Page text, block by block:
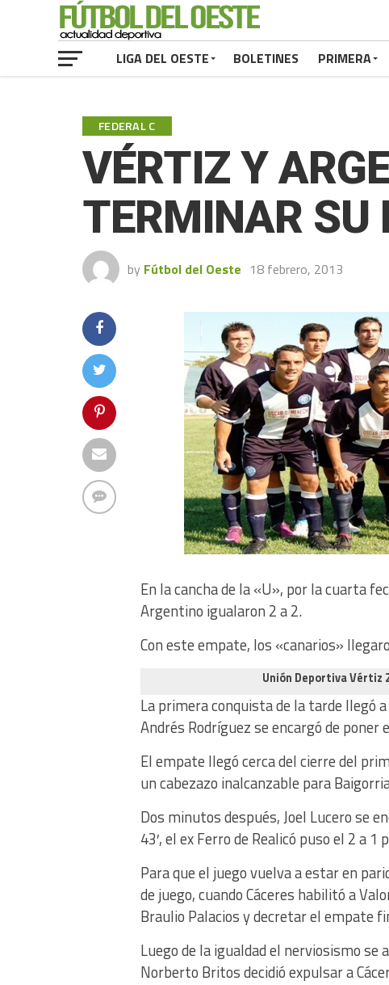
LIGA DEL OESTE BOLETINES PRIMERA
FEDERAL C
VÉRTIZ Y
TERMINAR SU
by Fútbol del Oeste 18 febrero, 2013
En la cancha de la «U», por la cuarta
Argentino igualaron 2 a 2.
Con este empate, los «canarios»
Unión Deportiva Vértiz
La primera conquista de la tarde llegó
Andrés Rodríguez se encargó de poner
El empate llegó cerca del cierre del
un cabezazo inalcanzable para
Dos minutos después, Joel Lucero se
43′, el ex Ferro de Realicó puso el 2 a
Para que el juego vuelva a estar en
de juego, cuando Cáceres habilitó a
Braulio Palacios y decretar el empate
Luego de la igualdad el nerviosismo
Norberto Britos decidió expulsar a